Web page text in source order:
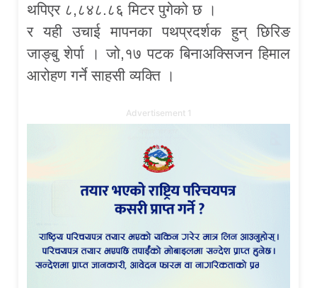
थपिएर ८,८४८.८६ मिटर पुगेको छ ।
र यही उचाई मापनका पथप्रदर्शक हुन् छिरिङ
जाङ्बु शेर्पा । जो,१७ पटक बिनाअक्सिजन हिमाल
आरोहण गर्ने साहसी व्यक्ति ।
Advertisement 1